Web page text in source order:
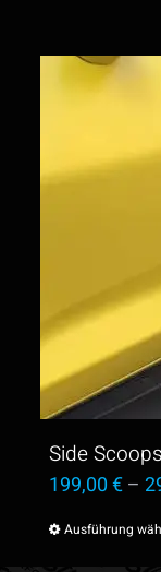
Side
199,00€–
Ausführung